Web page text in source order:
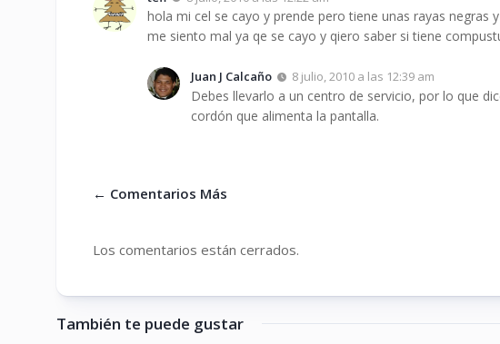
hola mi cel se cayo y prende pero tiene unas rayas
me siento mal ya qe se cayo y qiero saber si tiene
Juan J Calcaño 8 julio, 2010 a las 12:39 am
Debes llevarlo a un centro de servicio, por lo que
cordón que alimenta la pantalla.
← Comentarios Más
Los comentarios están cerrados.
También te puede gustar